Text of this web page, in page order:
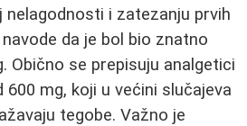
i zatezanju prvih
da je bol bio znatno
Obično se prepisuju analgetici
mg, koji u većini slučajeva
tegobe. Važno je